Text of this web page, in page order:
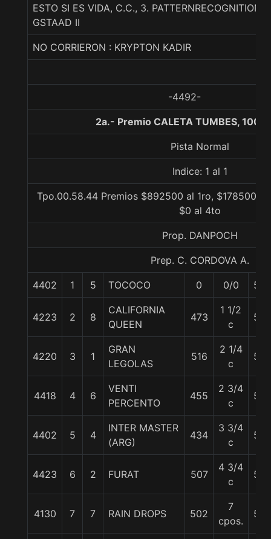
ESTO SI ES VIDA, C.C., 3. PATTERNRECOGNITION-
GSTAAD II
NO CORRIERON : KRYPTON KADIR
-4492-
2a.- Premio CALETA TUMBES,
Pista Normal
Indice: 1 al 1
Tpo.00.58.44 Premios $892500 al 1ro, $178500
$0 al 4to
Prop. DANPOCH
Prep. C. CORDOVA A.
4402 1 5 TOCOCO 0 0/0 56
4223 2 8
CALIFORNIA
QUEEN
473
1 1/2
c
56
4220 3 1
GRAN
LEGOLAS
516
2 1/4
c
56
4418 4 6
VENTI
PERCENTO
455
2 3/4
c
56
4402 5 4
INTER MASTER
(ARG)
434
3 3/4
c
56
4423 6 2 FURAT 507
4 3/4
c
56
4130 7 7 RAIN DROPS 502
7
cpos.
56